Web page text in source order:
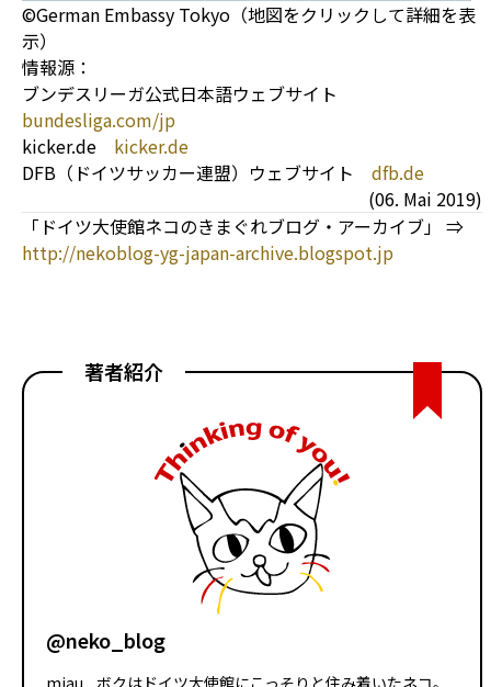
©German Embassy Tokyo（地図をクリックして詳細を表
示）
情報源：
ブンデスリーガ公式日本語ウェブサイト
bundesliga.com/jp
kicker.de kicker.de
DFB（ドイツサッカー連盟）ウェブサイト dfb.de
(06. Mai 2019)
「ドイツ大使館ネコのきまぐれブログ・アーカイブ」 ⇒
http://nekoblog-yg-japan-archive.blogspot.jp
著者紹介
@neko_blog